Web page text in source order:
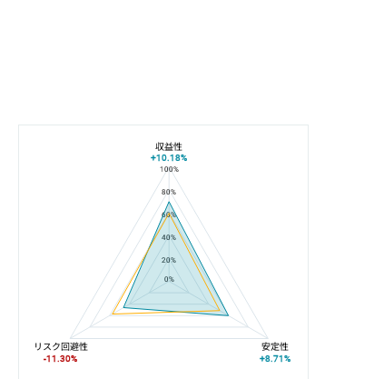
セザール池上と大田区の平均値の総合評価の比較
100%
80%
60%
40%
20%
0%
収益性
+10.18%
リスク回避性
-11.30%
安定性
+8.71%